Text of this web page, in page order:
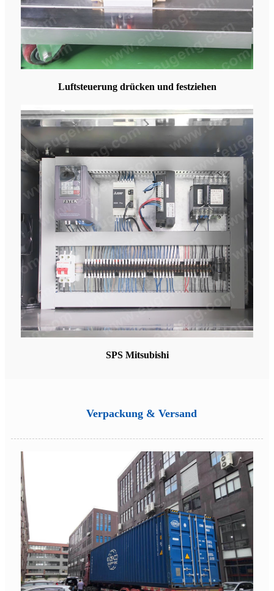
Luftsteuerung drücken und festziehen
SPS Mitsubishi
Verpackung & Versand